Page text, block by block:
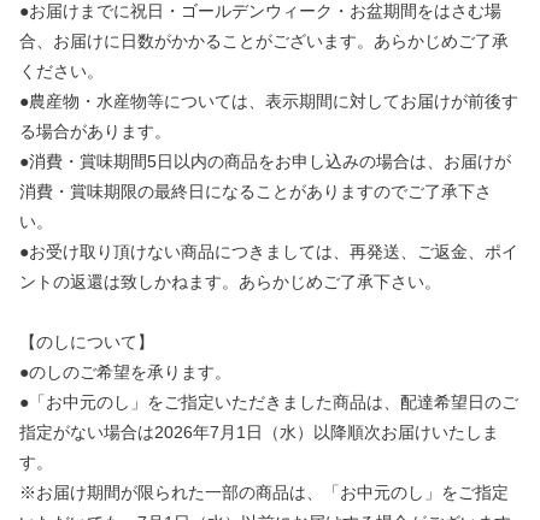
●お届けまでに祝日・ゴールデンウィーク・お盆期間をはさむ場
合、お届けに日数がかかることがございます。あらかじめご了承
ください。
●農産物・水産物等については、表示期間に対してお届けが前後す
る場合があります。
●消費・賞味期間5日以内の商品をお申し込みの場合は、お届けが
消費・賞味期限の最終日になることがありますのでご了承下さ
い。
●お受け取り頂けない商品につきましては、再発送、ご返金、ポイ
ントの返還は致しかねます。あらかじめご了承下さい。
【のしについて】
●のしのご希望を承ります。
●「お中元のし」をご指定いただきました商品は、配達希望日のご
指定がない場合は2026年7月1日（水）以降順次お届けいたしま
す。
※お届け期間が限られた一部の商品は、「お中元のし」をご指定